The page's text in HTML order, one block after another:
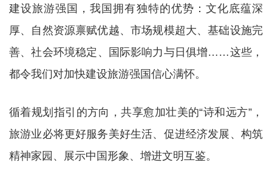
建设旅游强国，我国拥有独特的优势：文化底蕴深
厚、自然资源禀赋优越、市场规模超大、基础设施完
善、社会环境稳定、国际影响力与日俱增……这些，
都令我们对加快建设旅游强国信心满怀。
循着规划指引的方向，共享愈加壮美的“诗和远方”，
旅游业必将更好服务美好生活、促进经济发展、构筑
精神家园、展示中国形象、增进文明互鉴。